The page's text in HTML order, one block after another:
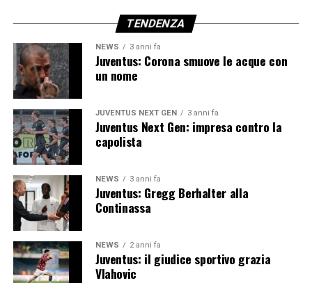
TENDENZA
NEWS 3 anni fa
Juventus: Corona smuove le acque con
un nome
JUVENTUS NEXT GEN 3 anni fa
Juventus Next Gen: impresa contro la
capolista
NEWS 3 anni fa
Juventus: Gregg Berhalter alla
Continassa
NEWS 2 anni fa
Juventus: il giudice sportivo grazia
Vlahovic